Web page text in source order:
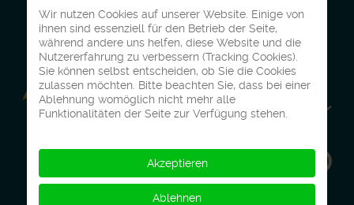
Wir nutzen Cookies auf unserer Website. Einige von
ihnen sind essenziell für den Betrieb der Seite,
während andere uns helfen, diese Website und die
Nutzererfahrung zu verbessern (Tracking Cookies).
Sie können selbst entscheiden, ob Sie die Cookies
zulassen möchten. Bitte beachten Sie, dass bei einer
Ablehnung womöglich nicht mehr alle
Funktionalitäten der Seite zur Verfügung stehen.
Akzeptieren
Ablehnen